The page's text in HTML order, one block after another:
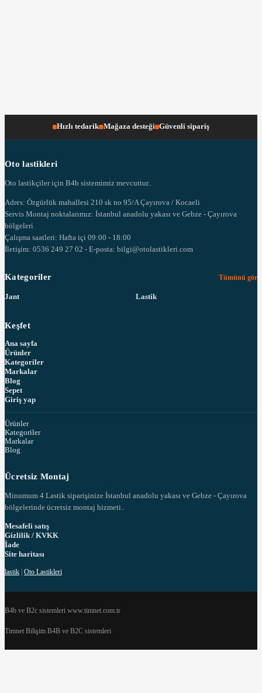
Hızlı tedarik Mağaza desteği Güvenli sipariş
Oto lastikleri
Oto lastikçiler için B4b sistemimiz mevcuttur..
Adres: Özgürlük mahallesi 210 sk no 95/A Çayırova / Kocaeli
Servis Montaj noktalarımız: İstanbul anadolu yakası ve Gebze - Çayırova
bölgeleri
Çalışma saatleri: Hafta içi 09:00 - 18:00
İletişim: 0536 249 27 02 - E-posta: bilgi@otolastikleri.com
Kategoriler Tümünü gör
Jant Lastik
Keşfet
Ana sayfa
Ürünler
Kategoriler
Markalar
Blog
Sepet
Giriş yap
Ürünler
Kategoriler
Markalar
Blog
Ücretsiz Montaj
Minumum 4 Lastik siparişinize İstanbul anadolu yakası ve Gebze - Çayırova
bölgelerinde ücretsiz montaj hizmeti..
Mesafeli satış
Gizlilik / KVKK
İade
Site haritası
lastik Oto Lastikleri
B4b ve B2c sistemleri www.timnet.com.tr
Timnet Bilişim B4B ve B2C sistemleri